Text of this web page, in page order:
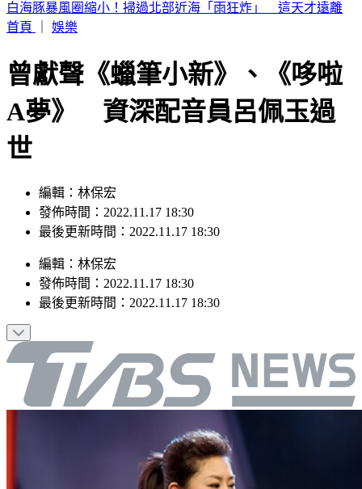
快訊／白海豚太兇猛！廈門航空飛松山「無法降落」 原機折
返福州
曾獻聲《蠟筆小新》、《哆啦
A夢》 資深配音員呂佩玉過
世
編輯：林保宏
發佈時間：2022.11.17 18:30
編輯：林保宏
發佈時間：2022.11.17 18:30